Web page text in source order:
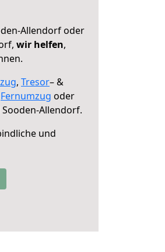
Allendorf oder
wir helfen,
, Tresor– &
Fernumzug oder
Allendorf.
und